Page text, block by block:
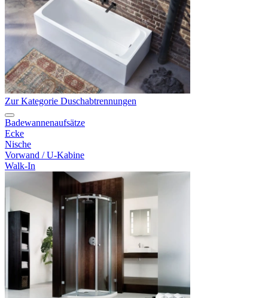
Zur Kategorie Duschabtrennungen
Badewannenaufsätze
Ecke
Nische
Vorwand / U-Kabine
Walk-In